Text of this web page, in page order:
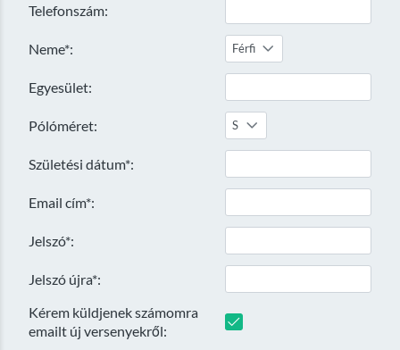
Telefonszám:
Neme*: Férfi
Egyesület:
Pólóméret: S
Születési dátum*:
Email cím*:
Jelszó*:
Jelszó újra*:
Kérem küldjenek számomra
emailt új versenyekről: